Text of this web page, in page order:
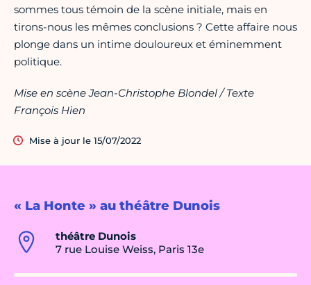
« La Honte » au théâtre Dunois
théâtre Dunois
7 rue Louise Weiss, Paris 13e
sommes tous témoin de la scène initiale, mais en
tirons-nous les mêmes conclusions ? Cette affaire nous
plonge dans un intime douloureux et éminemment
politique.
Mise en scène Jean-Christophe Blondel / Texte
François Hien
Mise à jour le 15/07/2022